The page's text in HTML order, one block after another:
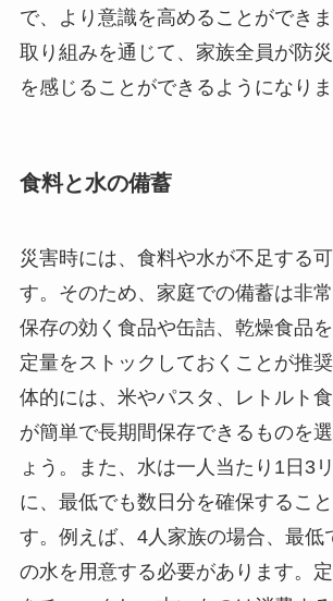
で、より意識を高めることができ
取り組みを通じて、家族全員が防
を感じることができるようになりま
食料と水の備蓄
災害時には、食料や水が不足する
す。そのため、家庭での備蓄は非常
保存の効く食品や缶詰、乾燥食品
定量をストックしておくことが推
体的には、米やパスタ、レトルト
が簡単で長期間保存できるものを
ょう。また、水は一人当たり1日3
に、最低でも数日分を確保するこ
す。例えば、4人家族の場合、最低
の水を用意する必要があります。